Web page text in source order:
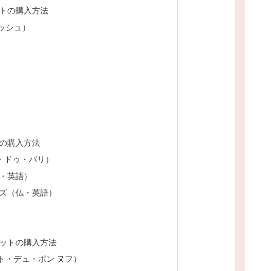
の購入方法
ュ）
購入方法
ゥ・パリ）
英語）
（仏・英語）
トの購入方法
デュ・ポン ヌフ）